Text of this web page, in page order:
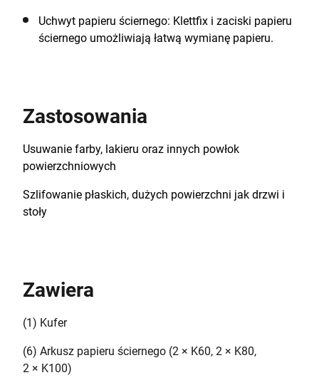
Uchwyt papieru ściernego: Klettfix i zaciski papieru
ściernego umożliwiają łatwą wymianę papieru.
Zastosowania
Usuwanie farby, lakieru oraz innych powłok
powierzchniowych
Szlifowanie płaskich, dużych powierzchni jak drzwi i
stoły
Zawiera
(1) Kufer
(6) Arkusz papieru ściernego (2 × K60, 2 × K80,
2 × K100)